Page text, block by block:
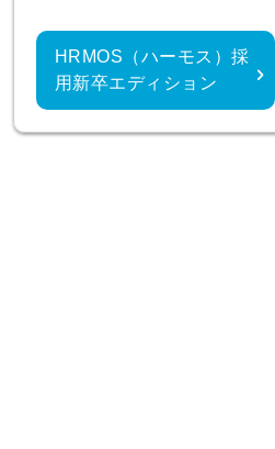
HRMOS（ハーモス）採
用新卒エディション